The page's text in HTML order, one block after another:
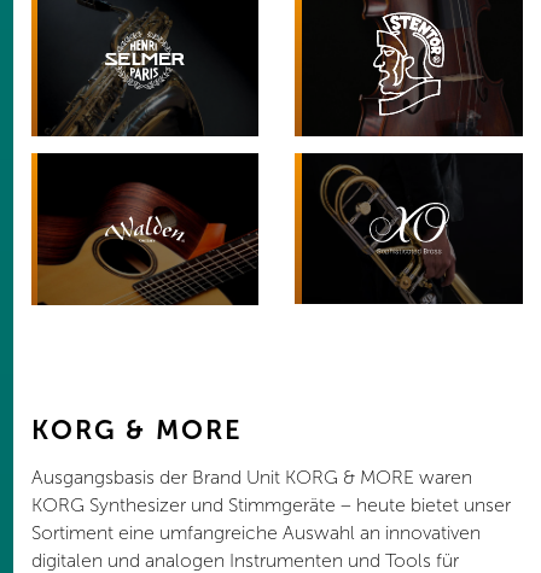
KORG & MORE
Ausgangsbasis der Brand Unit KORG & MORE waren
KORG Synthesizer und Stimmgeräte – heute bietet unser
Sortiment eine umfangreiche Auswahl an innovativen
digitalen und analogen Instrumenten und Tools für